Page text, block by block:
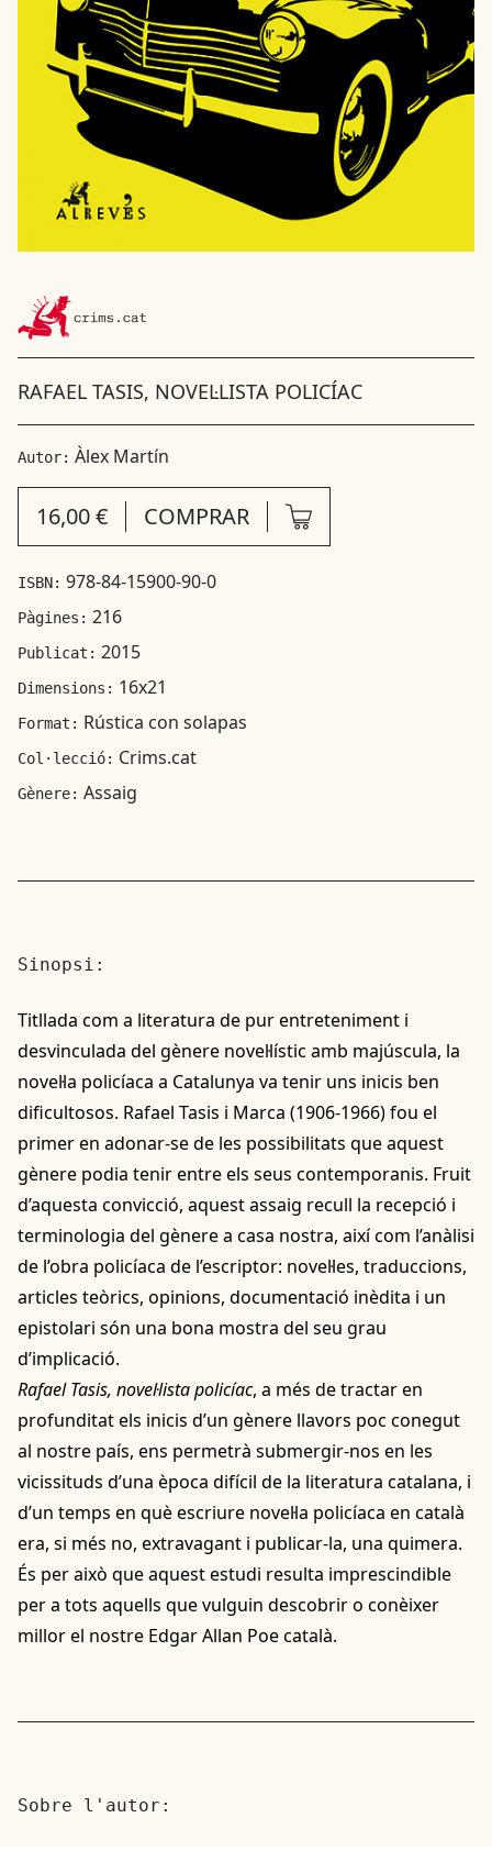
RAFAEL TASIS, NOVEL·LISTA POLICÍAC
Autor: Àlex Martín
16,00 € COMPRAR
ISBN: 978-84-15900-90-0
Pàgines: 216
Publicat: 2015
Dimensions: 16x21
Format: Rústica con solapas
Col·lecció: Crims.cat
Gènere: Assaig
Sinopsi:
Titllada com a literatura de pur entreteniment i
desvinculada del gènere novel·lístic amb majúscula, la
novel·la policíaca a Catalunya va tenir uns inicis ben
dificultosos. Rafael Tasis i Marca (1906-1966) fou el
primer en adonar-se de les possibilitats que aquest
gènere podia tenir entre els seus contemporanis. Fruit
d’aquesta convicció, aquest assaig recull la recepció i
terminologia del gènere a casa nostra, així com l’anàlisi
de l’obra policíaca de l’escriptor: novel·les, traduccions,
articles teòrics, opinions, documentació inèdita i un
epistolari són una bona mostra del seu grau
d’implicació.
Rafael Tasis, novel·lista policíac, a més de tractar en
profunditat els inicis d’un gènere llavors poc conegut
al nostre país, ens permetrà submergir-nos en les
vicissituds d’una època difícil de la literatura catalana, i
d’un temps en què escriure novel·la policíaca en català
era, si més no, extravagant i publicar-la, una quimera.
És per això que aquest estudi resulta imprescindible
per a tots aquells que vulguin descobrir o conèixer
millor el nostre Edgar Allan Poe català.
Sobre l'autor: